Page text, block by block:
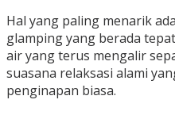
Hal yang paling menarik
glamping yang berada
air yang terus mengalir
suasana relaksasi alami
penginapan biasa.